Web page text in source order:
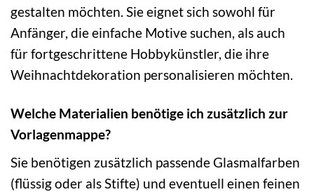
gestalten möchten. Sie eignet sich sowohl für
Anfänger, die einfache Motive suchen, als auch
für fortgeschrittene Hobbykünstler, die ihre
Weihnachtdekoration personalisieren möchten.
Welche Materialien benötige ich zusätzlich zur
Vorlagenmappe?
Sie benötigen zusätzlich passende Glasmalfarben
(flüssig oder als Stifte) und eventuell einen feinen